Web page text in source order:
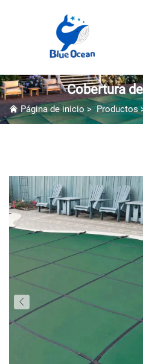
Cobertura
Página de inicio>Productos